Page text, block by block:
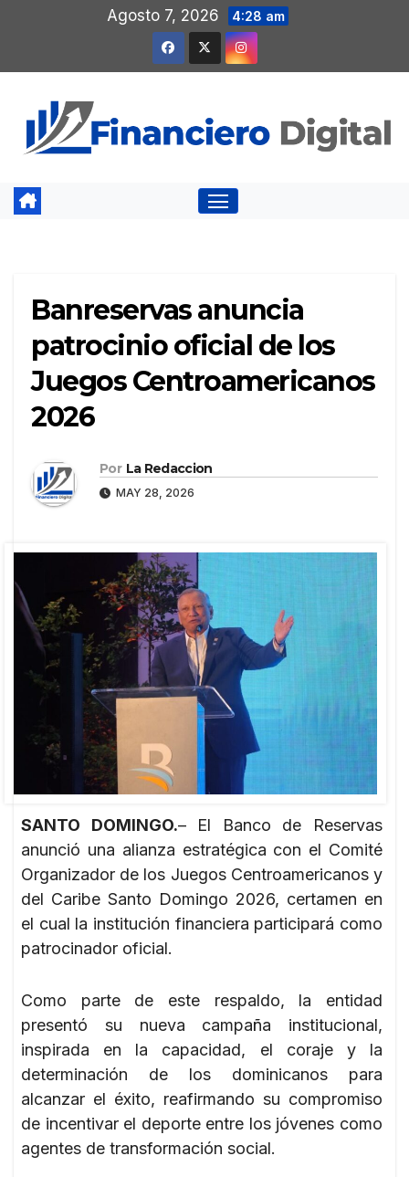
contenido
Agosto 7, 2026 4:28 am
Banreservas anuncia
patrocinio oficial de los
Juegos Centroamericanos
2026
Por La Redaccion
MAY 28, 2026
SANTO DOMINGO.– El Banco de Reservas
anunció una alianza estratégica con el Comité
Organizador de los Juegos Centroamericanos y
del Caribe Santo Domingo 2026, certamen en
el cual la institución financiera participará como
patrocinador oficial.
Como parte de este respaldo, la entidad
presentó su nueva campaña institucional,
inspirada en la capacidad, el coraje y la
determinación de los dominicanos para
alcanzar el éxito, reafirmando su compromiso
de incentivar el deporte entre los jóvenes como
agentes de transformación social.